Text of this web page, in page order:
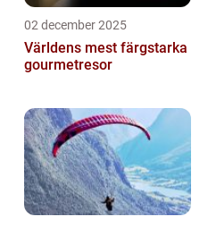
02 december 2025
Världens mest färgstarka
gourmetresor